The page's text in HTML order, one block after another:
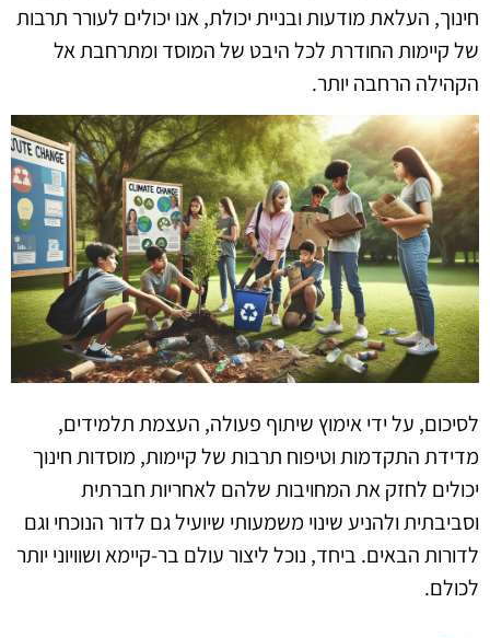
חינוך, העלאת מודעות ובניית יכולת, אנו יכולים לעורר תרבות
של קיימות החודרת לכל היבט של המוסד ומתרחבת אל
הקהילה הרחבה יותר.
לסיכום, על ידי אימוץ שיתוף פעולה, העצמת תלמידים,
מדידת התקדמות וטיפוח תרבות של קיימות, מוסדות חינוך
יכולים לחזק את המחויבות שלהם לאחריות חברתית
וסביבתית ולהניע שינוי משמעותי שיועיל גם לדור הנוכחי וגם
לדורות הבאים. ביחד, נוכל ליצור עולם בר-קיימא ושוויוני יותר
לכולם.